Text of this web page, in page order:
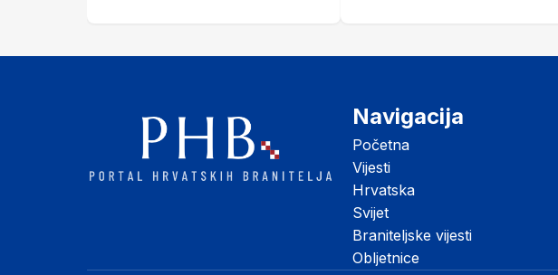
Navigacija
Početna
Vijesti
Hrvatska
Svijet
Braniteljske vijesti
Obljetnice